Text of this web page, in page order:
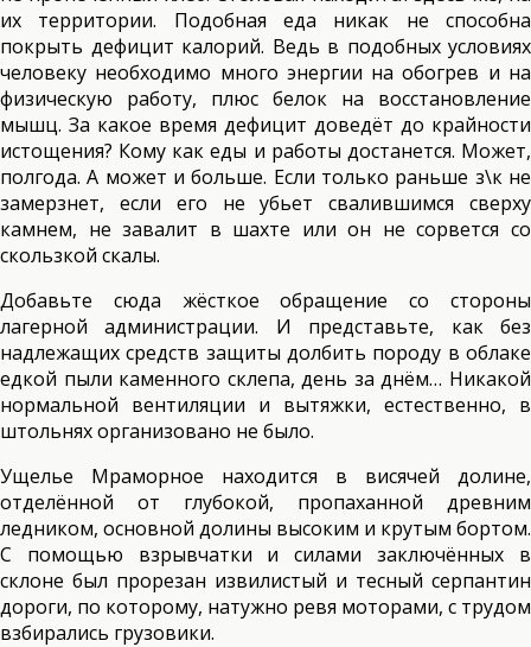
их территории. Подобная еда никак не способна
покрыть дефицит калорий. Ведь в подобных условиях
человеку необходимо много энергии на обогрев и на
физическую работу, плюс белок на восстановление
мышц. За какое время дефицит доведёт до крайности
истощения? Кому как еды и работы достанется. Может,
полгода. А может и больше. Если только раньше з\к не
замерзнет, если его не убьет свалившимся сверху
камнем, не завалит в шахте или он не сорвется со
скользкой скалы.
Добавьте сюда жёсткое обращение со стороны
лагерной администрации. И представьте, как без
надлежащих средств защиты долбить породу в облаке
едкой пыли каменного склепа, день за днём… Никакой
нормальной вентиляции и вытяжки, естественно, в
штольнях организовано не было.
Ущелье Мраморное находится в висячей долине,
отделённой от глубокой, пропаханной древним
ледником, основной долины высоким и крутым бортом.
С помощью взрывчатки и силами заключённых в
склоне был прорезан извилистый и тесный серпантин
дороги, по которому, натужно ревя моторами, с трудом
взбирались грузовики.